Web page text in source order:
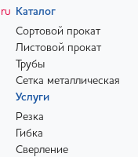
Каталог
Сортовой прокат
Листовой прокат
Трубы
Сетка металлическая
Услуги
Резка
Гибка
Сверление